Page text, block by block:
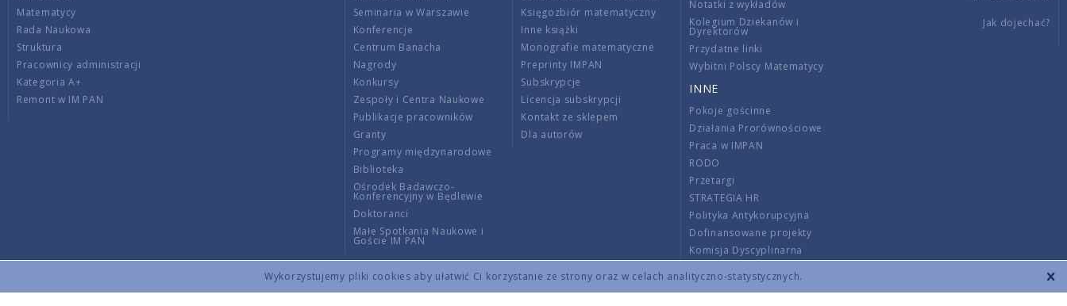
Wykorzystujemy pliki cookies aby ułatwić Ci korzystanie ze strony oraz w celach analityczno-statystycznych.
Matematycy
Rada Naukowa
Struktura
Pracownicy administracji
Kategoria A+
Remont w IM PAN
Seminaria w Warszawie
Konferencje
Centrum Banacha
Nagrody
Konkursy
Zespoły i Centra Naukowe
Publikacje pracowników
Granty
Programy międzynarodowe
Biblioteka
Ośrodek Badawczo-
Konferencyjny w Będlewie
Doktoranci
Małe Spotkania Naukowe i
Goście IM PAN
Księgozbiór matematyczny
Inne książki
Monografie matematyczne
Preprinty IMPAN
Subskrypcje
Licencja subskrypcji
Kontakt ze sklepem
Dla autorów
Notatki z wykładów
Kolegium Dziekanów i
Dyrektorów
Przydatne linki
Wybitni Polscy Matematycy
INNE
Pokoje gościnne
Działania Prorównościowe
Praca w IMPAN
RODO
Przetargi
STRATEGIA HR
Polityka Antykorupcyjna
Dofinansowane projekty
Komisja Dyscyplinarna
Wnoszenie opłat
Jak dojechać?